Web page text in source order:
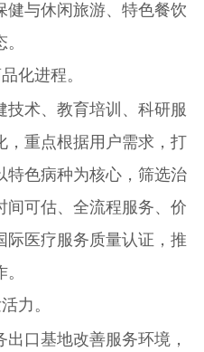
健与休闲旅游、特色餐饮
化进程。
术、教育培训、科研服
，重点根据用户需求，打
特色病种为核心，筛选治
间可估、全流程服务、价
际医疗服务质量认证，推
力。
口基地改善服务环境，